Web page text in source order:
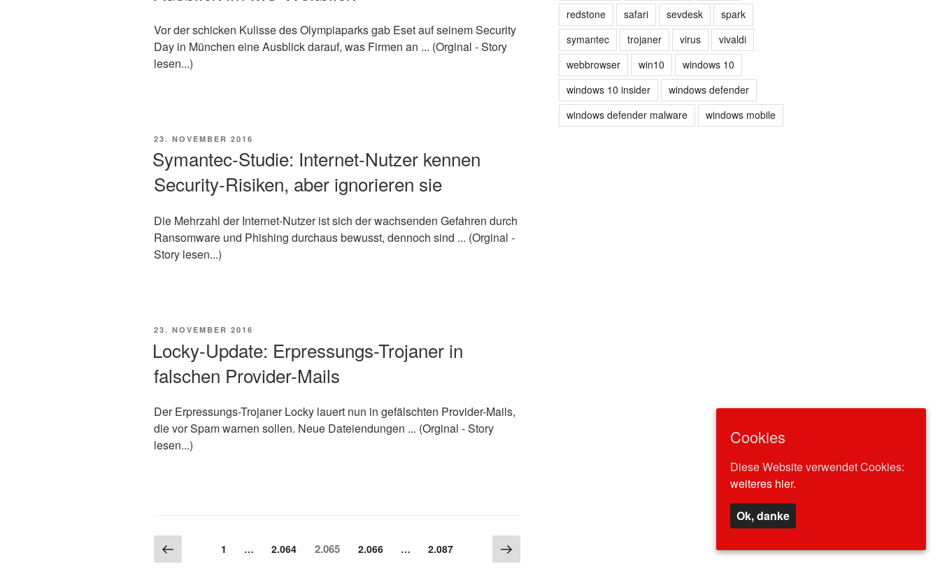
Vor der schicken Kulisse des Olympiaparks gab Eset auf seinem Security
Day in München eine Ausblick darauf, was Firmen an ... (Orginal - Story
lesen...)
VERÖFFENTLICHT
23. NOVEMBER 2016
Symantec-Studie: Internet-Nutzer kennen
Security-Risiken, aber ignorieren sie
Die Mehrzahl der Internet-Nutzer ist sich der wachsenden Gefahren durch
Ransomware und Phishing durchaus bewusst, dennoch sind ... (Orginal -
Story lesen...)
VERÖFFENTLICHT
23. NOVEMBER 2016
Locky-Update: Erpressungs-Trojaner in
falschen Provider-Mails
Der Erpressungs-Trojaner Locky lauert nun in gefälschten Provider-Mails,
die vor Spam warnen sollen. Neue Dateiendungen ... (Orginal - Story
lesen...)
Beitragsnavigation
Vorherige
Seite
1 … Seite
2.064 Seite
2.065 Seite
2.066 … Seite
2.087 Nächste
redstone
safari sevdesk
spark
symantec
trojaner virus
vivaldi
webbrowser
win10
windows 10
windows 10 insider
windows defender
windows defender malware
windows mobile
Cookies
Diese Website verwendet Cookies:
weiteres hier.
Ok, danke